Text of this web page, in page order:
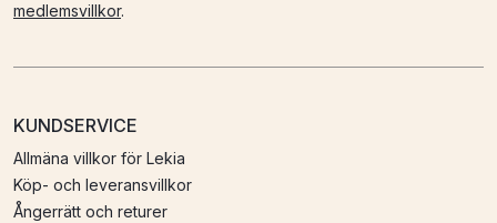
medlemsvillkor.
KUNDSERVICE
Allmäna villkor för Lekia
Köp- och leveransvillkor
Ångerrätt och returer